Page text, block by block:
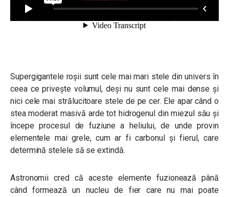
Supergigantele roșii sunt cele mai mari stele din univers în
ceea ce privește volumul, deși nu sunt cele mai dense și
nici cele mai strălucitoare stele de pe cer. Ele apar când o
stea moderat masivă arde tot hidrogenul din miezul său și
începe procesul de fuziune a heliului, de unde provin
elementele mai grele, cum ar fi carbonul și fierul, care
determină stelele să se extindă.
Astronomii cred că aceste elemente fuzionează până
când formează un nucleu de fier care nu mai poate